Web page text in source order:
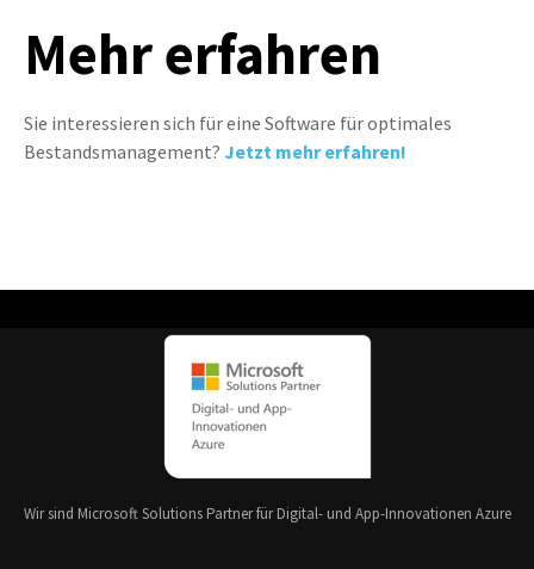
Mehr erfahren
Sie interessieren sich für eine Software für optimales
Bestandsmanagement? Jetzt mehr erfahren!
Wir sind Microsoft Solutions Partner für Digital- und App-Innovationen Azure